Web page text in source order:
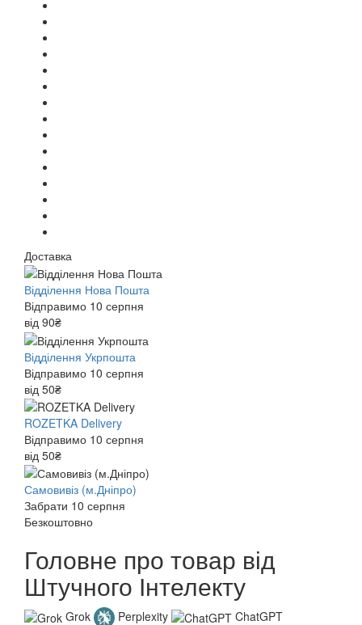
Доставка
Відділення Нова Пошта
Відправимо 10 серпня
від 90₴
Відділення Укрпошта
Відправимо 10 серпня
від 50₴
ROZETKA Delivery
Відправимо 10 серпня
від 50₴
Самовивіз (м.Дніпро)
Забрати 10 серпня
Безкоштовно
Головне про товар від
Штучного Інтелекту
Grok Perplexity
ChatGPT